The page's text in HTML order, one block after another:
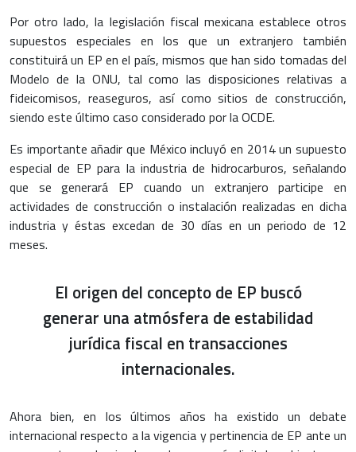
Por otro lado, la legislación fiscal mexicana establece otros
supuestos especiales en los que un extranjero también
constituirá un EP en el país, mismos que han sido tomadas del
Modelo de la ONU, tal como las disposiciones relativas a
fideicomisos, reaseguros, así como sitios de construcción,
siendo este último caso considerado por la OCDE.
Es importante añadir que México incluyó en 2014 un supuesto
especial de EP para la industria de hidrocarburos, señalando
que se generará EP cuando un extranjero participe en
actividades de construcción o instalación realizadas en dicha
industria y éstas excedan de 30 días en un periodo de 12
meses.
El origen del concepto de EP buscó
generar una atmósfera de estabilidad
jurídica fiscal en transacciones
internacionales.
Ahora bien, en los últimos años ha existido un debate
internacional respecto a la vigencia y pertinencia de EP ante un